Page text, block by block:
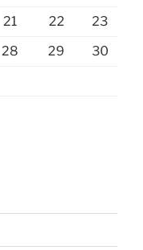
21 22
23
28 29
30